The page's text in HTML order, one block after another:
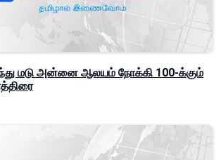
மடு அன்னை ஆலயம் நோக்கி 100-க்கும்